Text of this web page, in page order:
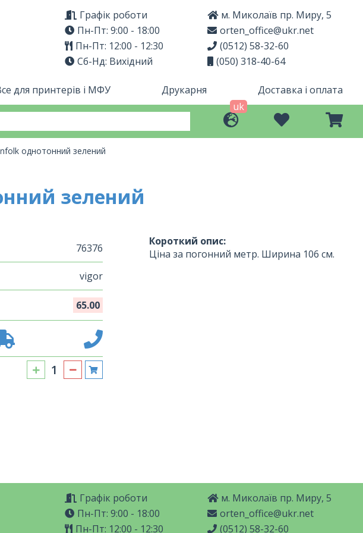
Графік роботи
Пн-Пт: 9:00 - 18:00
Пн-Пт: 12:00 - 12:30
Сб-Нд: Вихідний
м. Миколаїв пр. Миру, 5
orten_office@ukr.net
(0512) 58-32-60
(050) 318-40-64
для принтерів і МФУ Друкарня
Доставка і оплата
uk
однотонний зелений
зелений
76376
vigor
65.00
Короткий опис:
Ціна за погонний метр. Ширина 106 см.
Графік роботи
Пн-Пт: 9:00 - 18:00
Пн-Пт: 12:00 - 12:30
м. Миколаїв пр. Миру, 5
orten_office@ukr.net
(0512) 58-32-60